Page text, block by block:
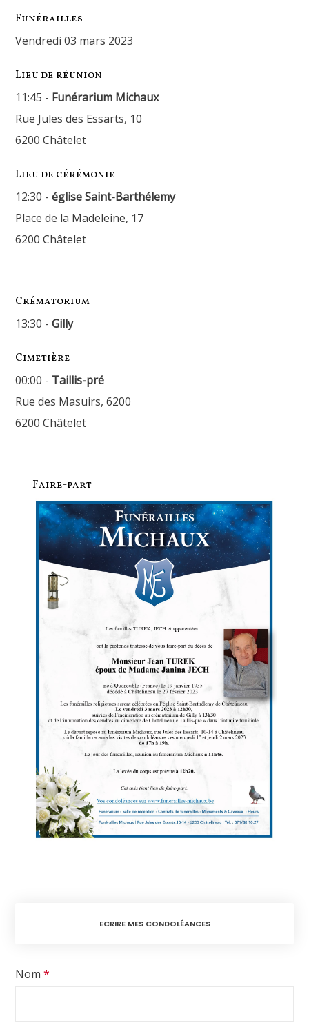
Funérailles
vendredi 03 mars 2023
Lieu de réunion
11:45 - Funérarium Michaux
Rue Jules des Essarts, 10
6200 Châtelet
Lieu de cérémonie
12:30 -église Saint-Barthélemy
Place de la Madeleine, 17
6200 Châtelet
Crématorium
13:30 -Gilly
Cimetière
00:00 - Taillis-pré
Rue des Masuirs, 6200
6200 Châtelet
Faire-part
ECRIRE MES CONDOLÉANCES
Nom *